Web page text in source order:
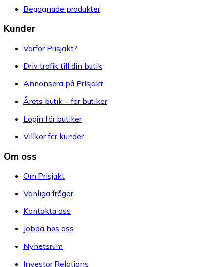
Begagnade produkter
Kunder
Varför Prisjakt?
Driv trafik till din butik
Annonsera på Prisjakt
Årets butik – för butiker
Login för butiker
Villkor för kunder
Om oss
Om Prisjakt
Vanliga frågor
Kontakta oss
Jobba hos oss
Nyhetsrum
Investor Relations